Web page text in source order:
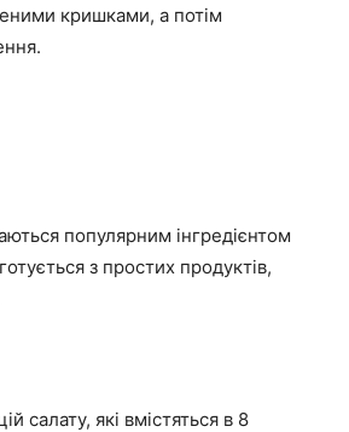
кришками, а потім
популярним інгредієнтом
з простих продуктів,
салату, які вмістяться в 8